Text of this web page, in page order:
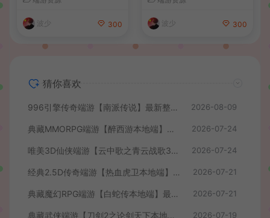
M工具+详细搭建教程
波少 300
程
波少 300
猜你喜欢
996引擎传奇端游【南派传说】最新整理WIN系一键即玩单机端+PC客户端+详细搭建教程 2026-08-09
典藏MMORPG端游【醉西游本地端】最新最新整理Win系服务端+PC客户端+GM后台+详细搭建教程 2026-07-24
唯美3D仙侠端游【云中歌之青云战歌3D本地端】最整理Win系服务端+PC客户端+GM工具+详细搭建教程 2026-07-24
经典2.5D传奇端游【热血虎卫本地端】最新整理Win系服务端+PC客户端+详细搭建教程 2026-07-21
典藏魔幻RPG端游【白蛇传本地端】最新整理Win系服务端+PC客户端+GM工具+详细搭建教程 2026-07-21
典藏武侠端游【刀剑2之论剑天下本地端】最新整理Win系服务端+PC客户端+GM工具+详细搭建教程 2026-07-19